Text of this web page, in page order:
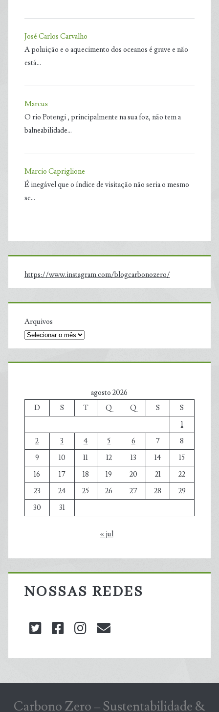
José Carlos Carvalho
A poluição e o aquecimento dos oceanos é grave e não
está…
Marcus
O rio Potengi , principalmente na sua foz, não tem a
balneabilidade…
Marcio Capriglione
É inegável que o índice de visitação não seria o mesmo
se…
https://www.instagram.com/blogcarbonozero/
Arquivos
agosto 2026
D
S T Q Q S
S
1
2
3 4 5 6 7
8
9
10 11 12 13 14
15
16
17 18 19 20 21
22
23
24 25 26 27 28
29
30
31
« jul
NOSSAS REDES
twitterfacebookinstagram
Carbono Zero – Sustentabilidade &